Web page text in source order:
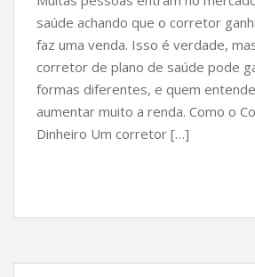
saúde achando que o corretor
faz uma venda. Isso é verdade,
corretor de plano de saúde pode
formas diferentes, e quem
aumentar muito a renda. Como o
Dinheiro Um corretor […]